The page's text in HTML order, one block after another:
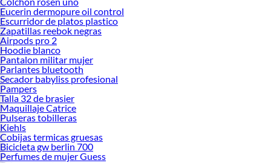
Eucerin dermopure oil control
Escurridor de platos plastico
Zapatillas reebok negras
Airpods pro 2
Hoodie blanco
Pantalon militar mujer
Parlantes bluetooth
Secador babyliss profesional
Pampers
Talla 32 de brasier
Maquillaje Catrice
Pulseras tobilleras
Kiehls
Cobijas termicas gruesas
Bicicleta gw berlin 700
Perfumes de mujer Guess